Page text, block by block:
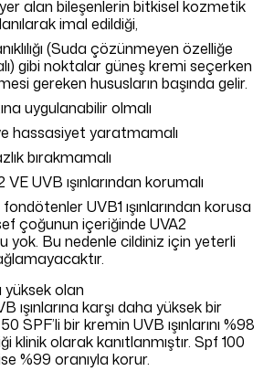
alan bileşenlerin bitkisel kozmetik
imal edildiği,
(Suda çözünmeyen özelliğe
gibi noktalar güneş kremi seçerken
gereken hususların başında gelir.
uygulanabilir olmalı
hassasiyet yaratmamalı
bırakmamalı
VE UVB ışınlarından korumalı
UVB1 ışınlarından korusa
çoğunun içeriğinde UVA2
yok. Bu nedenle cildiniz için yeterli
olan
ışınlarına karşı daha yüksek bir
SPF’li bir kremin UVB ışınlarını %98
klinik olarak kanıtlanmıştır. Spf 100
%99 oranıyla korur.